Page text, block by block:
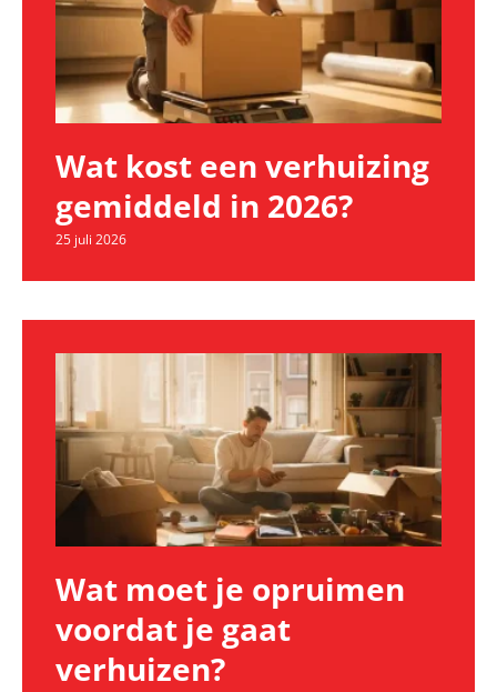
Wat kost een verhuizing
gemiddeld in 2026?
25 juli 2026
Wat moet je opruimen
voordat je gaat
verhuizen?